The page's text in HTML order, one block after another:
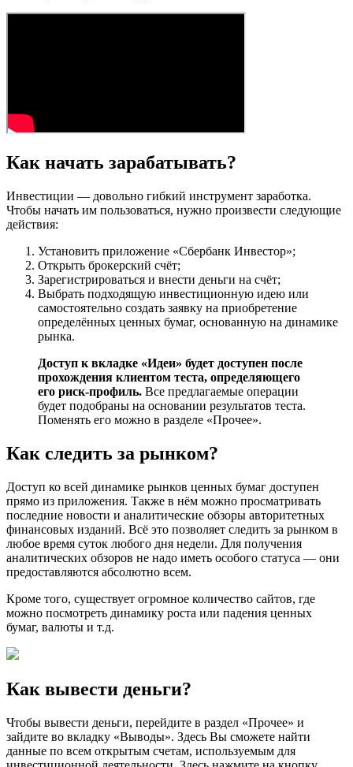
Как начать зарабатывать?
Инвестиции — довольно гибкий инструмент заработка.
Чтобы начать им пользоваться, нужно произвести следующие
действия:
Установить приложение «Сбербанк Инвестор»;
Открыть брокерский счёт;
Зарегистрироваться и внести деньги на счёт;
Выбрать подходящую инвестиционную идею или
самостоятельно создать заявку на приобретение
определённых ценных бумаг, основанную на динамике
рынка.
Доступ к вкладке «Идеи» будет доступен после
прохождения клиентом теста, определяющего
его риск-профиль. Все предлагаемые операции
будет подобраны на основании результатов теста.
Поменять его можно в разделе «Прочее».
Как следить за рынком?
Доступ ко всей динамике рынков ценных бумаг доступен
прямо из приложения. Также в нём можно просматривать
последние новости и аналитические обзоры авторитетных
финансовых изданий. Всё это позволяет следить за рынком в
любое время суток любого дня недели. Для получения
аналитических обзоров не надо иметь особого статуса — они
предоставляются абсолютно всем.
Кроме того, существует огромное количество сайтов, где
можно посмотреть динамику роста или падения ценных
бумаг, валюты и т.д.
Как вывести деньги?
Чтобы вывести деньги, перейдите в раздел «Прочее» и
зайдите во вкладку «Выводы». Здесь Вы сможете найти
данные по всем открытым счетам, используемым для